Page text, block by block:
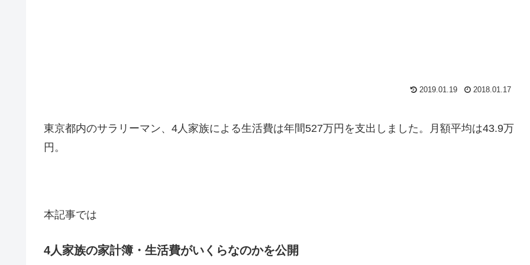
2019.01.19 2018.01.17
東京都内のサラリーマン、4人家族による生活費は年間527万円を支出しました。月額平均は43.9万
円。
本記事では
4人家族の家計簿・生活費がいくらなのかを公開